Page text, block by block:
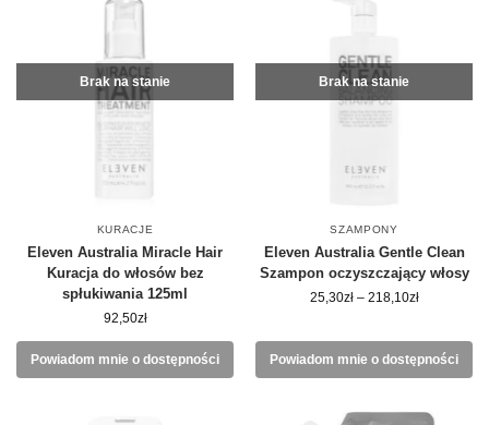
Brak na stanie
KURACJE
Eleven Australia Miracle Hair
Kuracja do włosów bez
spłukiwania 125ml
92,50zł
Powiadom mnie o dostępności
Brak na stanie
SZAMPONY
Eleven Australia Gentle Clean
Szampon oczyszczający włosy
25,30zł – 218,10zł
Powiadom mnie o dostępności